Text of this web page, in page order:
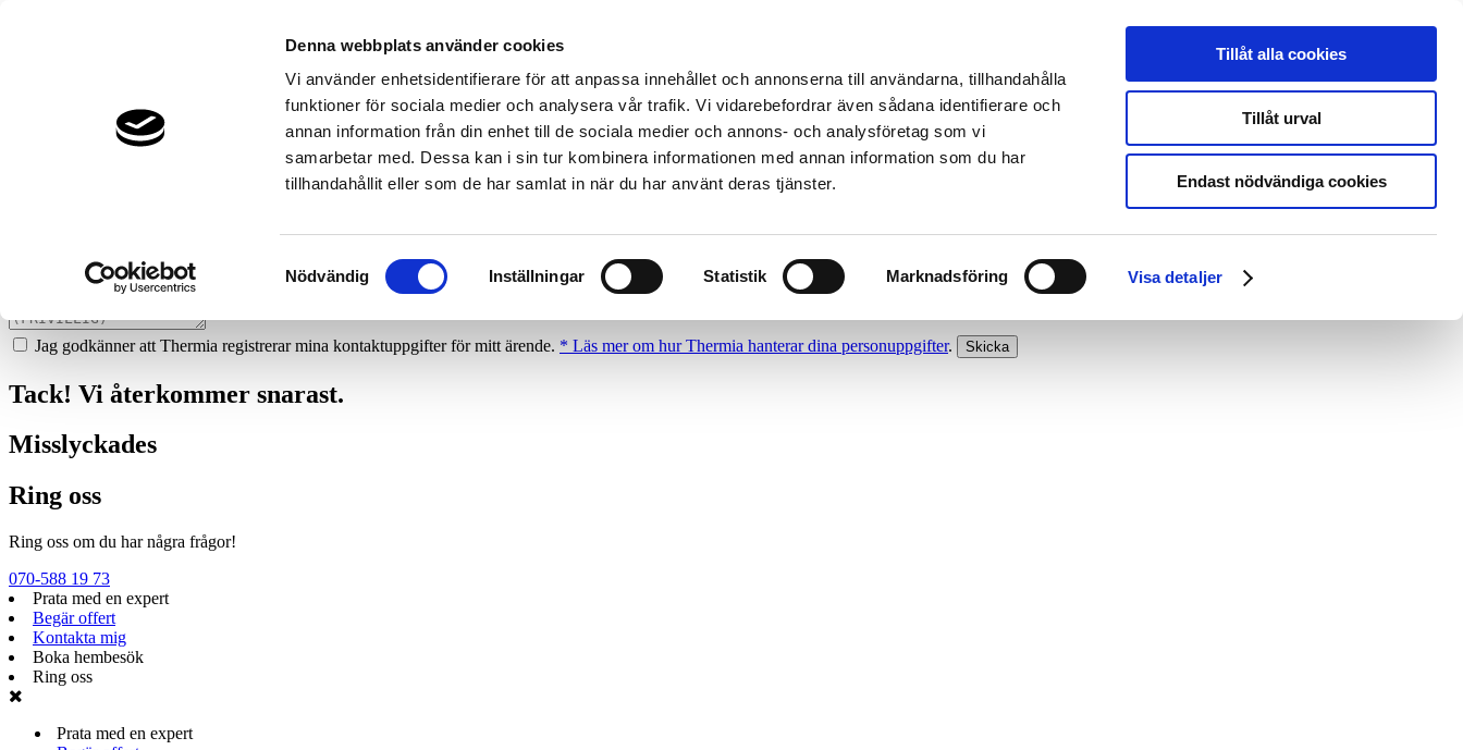
Denna webbplats använder cookies
Vi använder enhetsidentifierare för att anpassa innehållet och annonserna till användarna, tillhandahålla
funktioner för sociala medier och analysera vår trafik. Vi vidarebefordrar även sådana identifierare och
annan information från din enhet till de sociala medier och annons- och analysföretag som vi
samarbetar med. Dessa kan i sin tur kombinera informationen med annan information som du har
tillhandahållit eller som de har samlat in när du har använt deras tjänster.
Samtyckesval
Nödvändig Inställningar Statistik Marknadsföring Visa detaljer
Tillåt alla cookies
Tillåt urval
Endast nödvändiga cookies
Vi ger dig gärna goda råd - helt kostnadsfritt.
Vi hjälper dig att räkna ut mycket du kan spara med en värmepump!
Jag godkänner att Thermia registrerar mina kontaktuppgifter för mitt ärende. * Läs mer om hur Thermia hanterar dina personuppgifter.
Tack! Vi återkommer snarast.
Misslyckades
Ring oss
Ring oss om du har några frågor!
070-588 19 73
Prata med en expert
Begär offert
Kontakta mig
Boka hembesök
Ring oss
Prata med en expert